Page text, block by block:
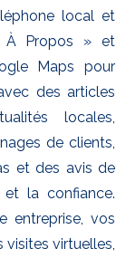
local et
À Propos » et
Maps pour
des articles
locales,
de clients,
et des avis de
la confiance.
entreprise, vos
virtuelles,